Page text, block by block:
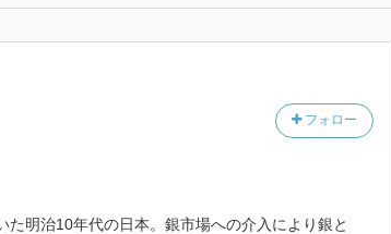
フォロー
明治10年代の日本。銀市場への介入により銀と